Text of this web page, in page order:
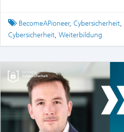
Tagged
BecomeAPioneer, Cybersicherheit,
Cybersicherheit, Weiterbildung